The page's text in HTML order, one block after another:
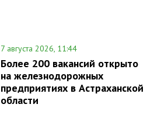
7 августа 2026, 11:44
Более 200 вакансий открыто
на железнодорожных
предприятиях в Астраханской
области